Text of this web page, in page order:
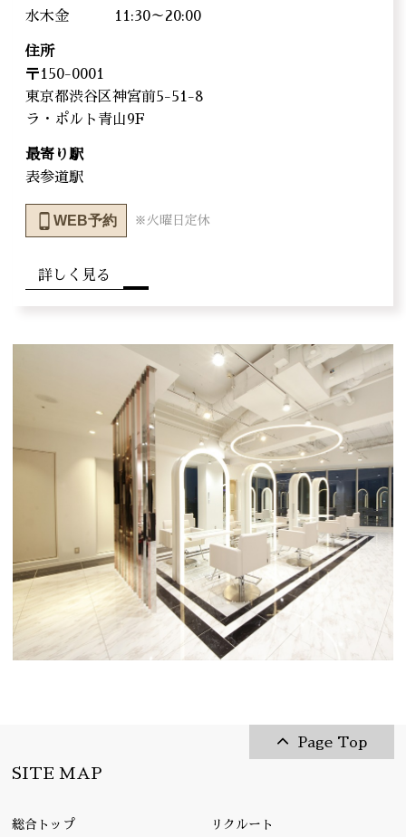
水木金
11:30～20:00
住所
〒150-0001
東京都渋谷区神宮前5-51-8
ラ・ポルト青山9F
最寄り駅
表参道駅
WEB予約 ※火曜日定休
詳しく見る
Page Top
SITE MAP
総合トップ リクルート